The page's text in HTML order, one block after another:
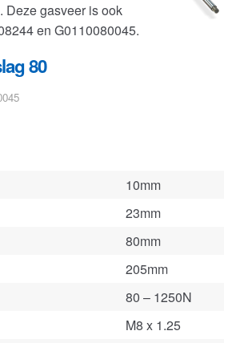
Deze gasveer is ook
en G0110080045.
80
10mm
23mm
80mm
205mm
80 – 1250N
M8 x 1.25